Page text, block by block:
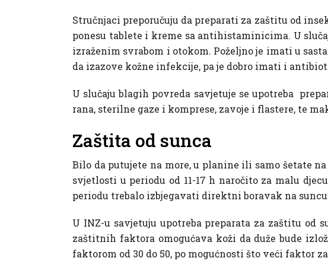
Stručnjaci preporučuju da preparati za zaštitu od
ponesu tablete i kreme sa antihistaminicima. U
izraženim svrabom i otokom. Poželjno je imati u
da izazove kožne infekcije, pa je dobro imati i
U slučaju blagih povreda savjetuje se upotreba
rana, sterilne gaze i komprese, zavoje i flastere, te
Zaštita od sunca
Bilo da putujete na more, u planine ili samo šetate
svjetlosti u periodu od 11-17 h naročito za malu
periodu trebalo izbjegavati direktni boravak na
U INZ-u savjetuju upotreba preparata za zaštitu
zaštitnih faktora omogućava koži da duže bude
faktorom od 30 do 50, po mogućnosti što veći faktor